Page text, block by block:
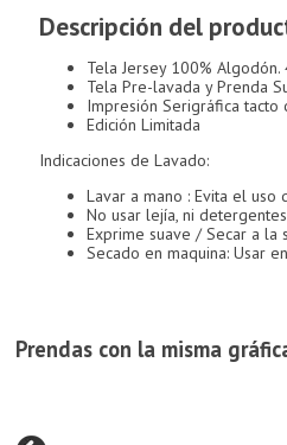
Descripción del
Tela Jersey 100% Algodón.
Tela Pre-lavada y Prenda
Impresión Serigráfica
Edición Limitada
Indicaciones de Lavado:
Lavar a mano : Evita el uso
No usar lejía, ni
Exprime suave / Secar a la
Secado en maquina: Usar
Prendas con la misma